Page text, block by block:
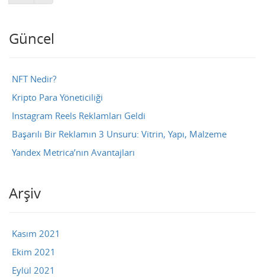
Güncel
NFT Nedir?
Kripto Para Yöneticiliği
Instagram Reels Reklamları Geldi
Başarılı Bir Reklamın 3 Unsuru: Vitrin, Yapı, Malzeme
Yandex Metrica’nın Avantajları
Arşiv
Kasım 2021
Ekim 2021
Eylül 2021